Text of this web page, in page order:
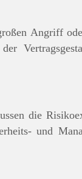
Angriff
die
und